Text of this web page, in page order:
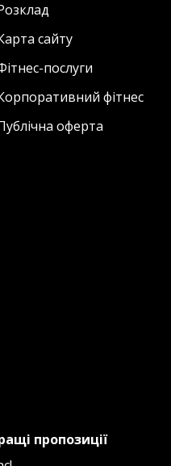
сайту
послуги
фітнес
оферта
пропозиції